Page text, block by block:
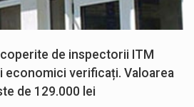
de inspectorii ITM
economici verificați. Valoarea
de 129.000 lei